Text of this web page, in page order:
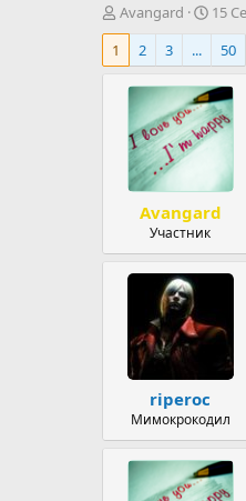
А
в
о
м
ы
Avangard
Д
а
а
н
а
ч
а
15
1
2 3 ... 50
Avangard
Участник
riperoc
Мимокрокодил